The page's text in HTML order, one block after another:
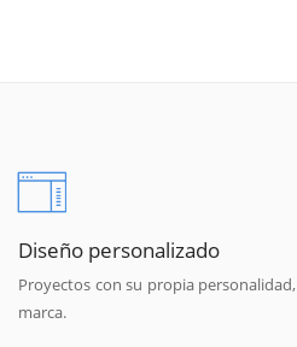
Diseño personalizado
Proyectos con su propia
marca.